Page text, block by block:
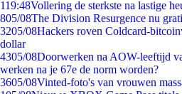
119:48Vollering de sterkste na lastige
805/08The Division Resurgence nu
3205/08Hackers roven Coldcard-
dollar
4305/08Doorwerken na AOW-leeftijd
werken na je 67e de norm worden?
3605/08Vinted-foto's van vrouwen